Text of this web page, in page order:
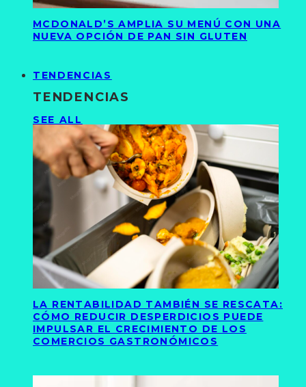
MCDONALD’S AMPLIA SU MENÚ CON UNA
NUEVA OPCIÓN DE PAN SIN GLUTEN
TENDENCIAS
TENDENCIAS
SEE ALL
LA RENTABILIDAD TAMBIÉN SE RESCATA:
CÓMO REDUCIR DESPERDICIOS PUEDE
IMPULSAR EL CRECIMIENTO DE LOS
COMERCIOS GASTRONÓMICOS